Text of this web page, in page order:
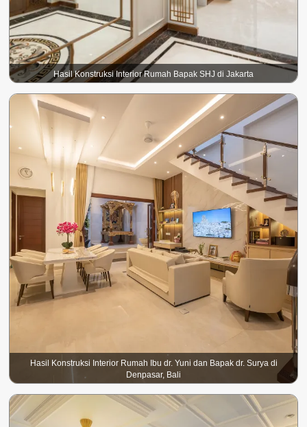
Hasil Konstruksi Interior Rumah Bapak SHJ di Jakarta
Hasil Konstruksi Interior Rumah Ibu dr. Yuni dan Bapak dr. Surya di
Denpasar, Bali